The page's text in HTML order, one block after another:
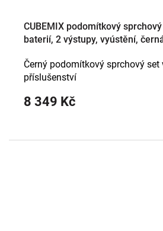
CUBEMIX podomítkový
baterií, 2 výstupy, vyústění,
8 349 Kč
Černý podomítkový sprchový set
příslušenství